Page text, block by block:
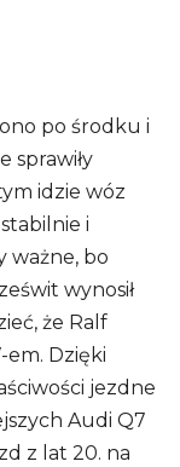
po środku i
sprawiły
idzie wóz
i
ważne, bo
wynosił
że Ralf
em. Dzięki
jezdne
Audi Q7
z lat 20. na